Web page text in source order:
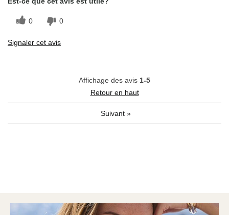
0 0
Signaler cet avis
Affichage des avis 1-5
Retour en haut
Suivant »